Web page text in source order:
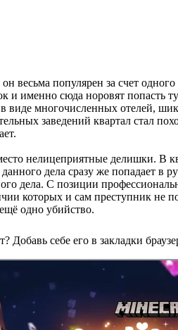
весьма популярен за счет
именно сюда норовят попасть
виде многочисленных отелей,
заведений квартал стал
нелицеприятные делишки. В
дела сразу же попадает в
дела. С позиции
которых и сам преступник не
одно убийство.
Добавь себе его в закладки